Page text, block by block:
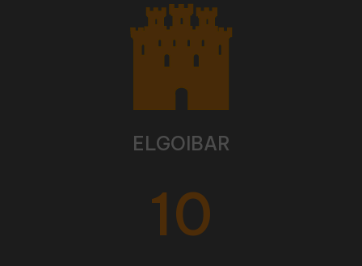
ELGOIBAR
10